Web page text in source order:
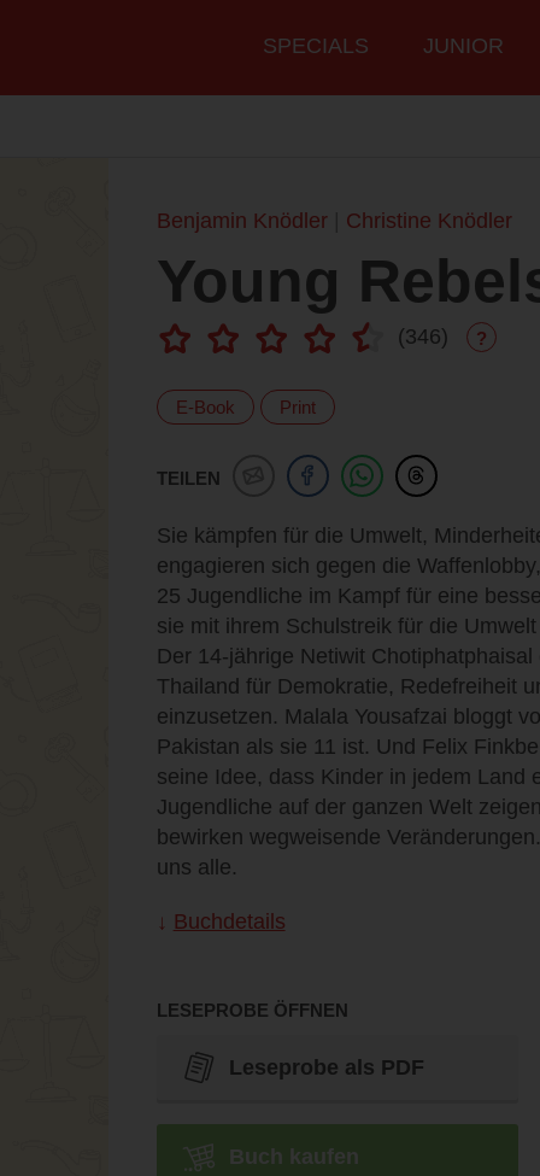
Hauptmenü
SPECIALS JUNIOR
Benjamin Knödler Christine Knödler
Young
(346) ?
E-Book Print
TEILEN
Sie kämpfen für die Umwelt,
engagieren sich gegen die
25 Jugendliche im Kampf für eine
sie mit ihrem Schulstreik für die
Der 14-jährige Netiwit
Thailand für Demokratie, Redefreiheit
einzusetzen. Malala Yousafzai bloggt
Pakistan als sie 11 ist. Und Felix
seine Idee, dass Kinder in jedem Land
Jugendliche auf der ganzen Welt
bewirken wegweisende
uns alle.
Buchdetails
LESEPROBE ÖFFNEN
Leseprobe als PDF
Buch kaufen